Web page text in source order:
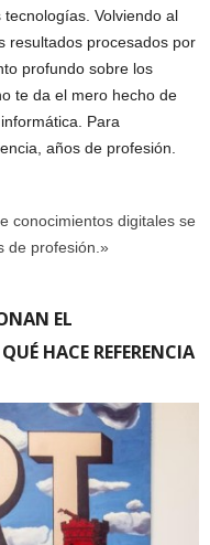
Volviendo al
resultados procesados por
profundo sobre los
te da el mero hecho de
Para
años de profesión.
conocimientos digitales se
de profesión.»
EL
HACE REFERENCIA